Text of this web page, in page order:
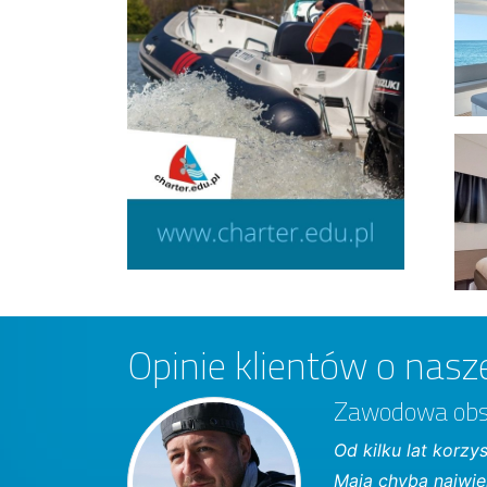
Opinie klientów o
Zawodowa
Od kilku lat
Mają chyba